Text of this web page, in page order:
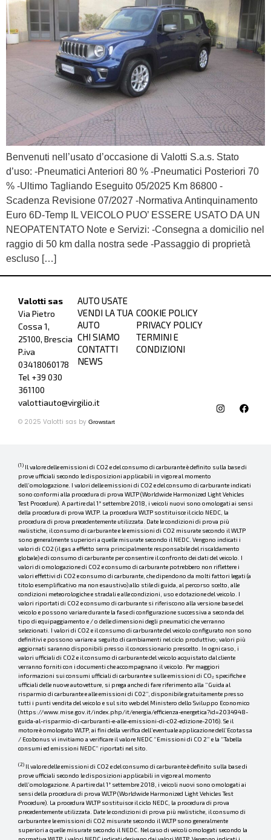
Benvenuti nell’usato d’occasione di Valotti S.a.s. Stato
d’uso: -Pneumatici Anteriori 80 % -Pneumatici Posteriori 70
% -Ultimo Tagliando Eseguito 05/2025 Km 86800 -
Scadenza Revisione 07/2027 -Normativa Antinquinamento
Euro 6D-Temp IL VEICOLO PUO’ ESSERE USATO DA UN
NEOPATENTATO Note e Servizi: -Consegna a domicilio nel
raggio di 50 km dalla nostra sede -Passaggio di proprietà
escluso […]
Valotti sas
Via Pietro
Cossa 1,
25100, Brescia
P.iva
03418060178
Tel +39 030
361100
valottiauto@virgilio.it
AUTO USATE
VENDI LA TUA
AUTO
CHI SIAMO
CONTATTI
NEWS
COOKIE POLICY
PRIVACY POLICY
TERMINI E
CONDIZIONI
© 2025 Valotti sas by Growstart
(1) Il valore delle emissioni di CO2 e del consumo di carburante è definito sulla base di
prove ufficiali secondo le disposizioni applicabili in vigore al momento
dell’omologazione. I valori delle emissioni di CO2 e del consumo di carburante indicati
sono conformi alla procedura di prova WLTP (Worldwide Harmonized Light Vehicles
Test Procedure). A partire dal 1° settembre 2018, i veicoli nuovi sono omologati ai sensi
della procedura di prova WLTP. La procedura WLTP sostituisce il ciclo NEDC, la
procedura di prova precedentemente utilizzata. Date le condizioni di prova più
realistiche, il consumo di carburante e le emissioni di CO2 misurate secondo il WLTP
sono generalmente superiori a quelle misurate secondo il NEDC. Vengono indicati i
valori di CO2 (il gas a effetto serra principalmente responsabile del riscaldamento
globale) e di consumo di carburante per consentire il confronto dei dati del veicolo. I
valori di omologazione di CO2 e consumo di carburante potrebbero non riflettere i
valori effettivi di CO2 e consumo di carburante, che dipendono da molti fattori legati (a
titolo esemplificativo ma non esaustivo) allo stile di guida, al percorso scelto, alle
condizioni meteorologiche e stradali e alle condizioni, uso e dotazione del veicolo. I
valori riportati di CO2 e consumo di carburante si riferiscono alla versione base del
veicolo e possono variare durante la fase di configurazione successiva a seconda del
tipo di equipaggiamento e / o delle dimensioni degli pneumatici che verranno
selezionati. I valori di CO2 e il consumo di carburante del veicolo configurato non sono
definitivi e possono variare a seguito di cambiamenti nel ciclo produttivo; valori più
aggiornati saranno disponibili presso il concessionario prescelto. In ogni caso, i
valori ufficiali di CO2 e il consumo di carburante del veicolo acquistato dal cliente
verranno forniti con i documenti che accompagnano il veicolo. Per maggiori
informazioni sui consumi ufficiali di carburante e sulle emissioni di CO₂ specifiche e
ufficiali delle nuove autovetture, si prega anche di fare riferimento alla “Guida al
risparmio di carburante e alle emissioni di C02”, disponibile gratuitamente presso
tutti i punti vendita del veicolo e sul sito web del Ministero dello Sviluppo Economico
(https://www.mise.gov.it/index.php/it/energia/efficienza-energetica?id=2034948-
guida-al-risparmio-di-carburanti-e-alle-emissioni-di-c02-edizione-2016). Se il
motore è omologato WLTP, ai fini della verifica dell’eventuale applicazione dell’Ecotassa
/ Ecobonus vi invitiamo a verificare il valore NEDC “Emissioni di CO 2” e la “Tabella
consumi ed emissioni NEDC” riportati nel sito.
(2) Il valore delle emissioni di CO2 e del consumo di carburante è definito sulla base di
prove ufficiali secondo le disposizioni applicabili in vigore al momento
dell’omologazione. A partire dal 1° settembre 2018, i veicoli nuovi sono omologati ai
sensi della procedura di prova WLTP (Worldwide Harmonized Light Vehicles Test
Procedure). La procedura WLTP sostituisce il ciclo NEDC, la procedura di prova
precedentemente utilizzata. Date le condizioni di prova più realistiche, il consumo di
carburante e le emissioni di CO2 misurate secondo il WLTP sono generalmente
superiori a quelle misurate secondo il NEDC. Nel caso di veicoli omologati secondo la
normativa WLTP, i valori NEDC indicati derivano dai valori WLTP. Vengono indicati i